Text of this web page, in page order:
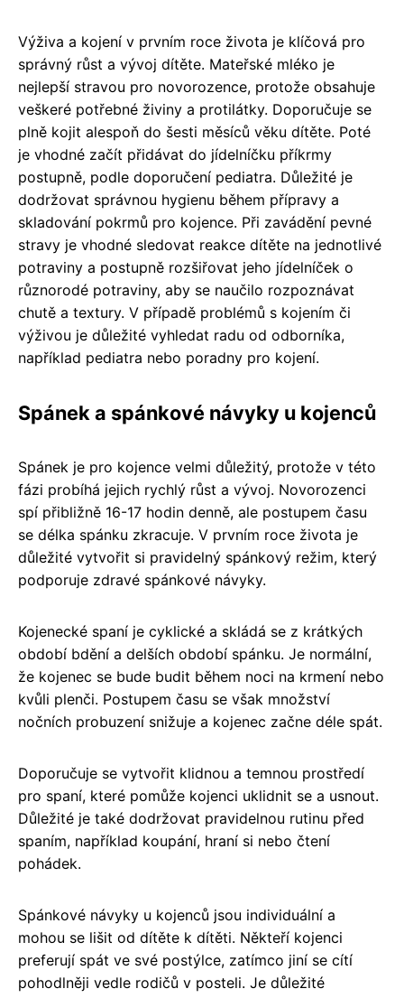
Výživa a kojení v prvním roce života je klíčová pro
správný růst a vývoj dítěte. Mateřské mléko je
nejlepší stravou pro novorozence, protože obsahuje
veškeré potřebné živiny a protilátky. Doporučuje se
plně kojit alespoň do šesti měsíců věku dítěte. Poté
je vhodné začít přidávat do jídelníčku příkrmy
postupně, podle doporučení pediatra. Důležité je
dodržovat správnou hygienu během přípravy a
skladování pokrmů pro kojence. Při zavádění pevné
stravy je vhodné sledovat reakce dítěte na jednotlivé
potraviny a postupně rozšiřovat jeho jídelníček o
různorodé potraviny, aby se naučilo rozpoznávat
chutě a textury. V případě problémů s kojením či
výživou je důležité vyhledat radu od odborníka,
například pediatra nebo poradny pro kojení.
Spánek a spánkové návyky u kojenců
Spánek je pro kojence velmi důležitý, protože v této
fázi probíhá jejich rychlý růst a vývoj. Novorozenci
spí přibližně 16-17 hodin denně, ale postupem času
se délka spánku zkracuje. V prvním roce života je
důležité vytvořit si pravidelný spánkový režim, který
podporuje zdravé spánkové návyky.
Kojenecké spaní je cyklické a skládá se z krátkých
období bdění a delších období spánku. Je normální,
že kojenec se bude budit během noci na krmení nebo
kvůli plenči. Postupem času se však množství
nočních probuzení snižuje a kojenec začne déle spát.
Doporučuje se vytvořit klidnou a temnou prostředí
pro spaní, které pomůže kojenci uklidnit se a usnout.
Důležité je také dodržovat pravidelnou rutinu před
spaním, například koupání, hraní si nebo čtení
pohádek.
Spánkové návyky u kojenců jsou individuální a
mohou se lišit od dítěte k dítěti. Někteří kojenci
preferují spát ve své postýlce, zatímco jiní se cítí
pohodlněji vedle rodičů v posteli. Je důležité